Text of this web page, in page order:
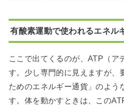
有酸素運動で使われるエネル
ここで出てくるのが、ATP（ア
す。少し専門的に見えますが、
ためのエネルギー通貨」のよう
す。体を動かすときは、この